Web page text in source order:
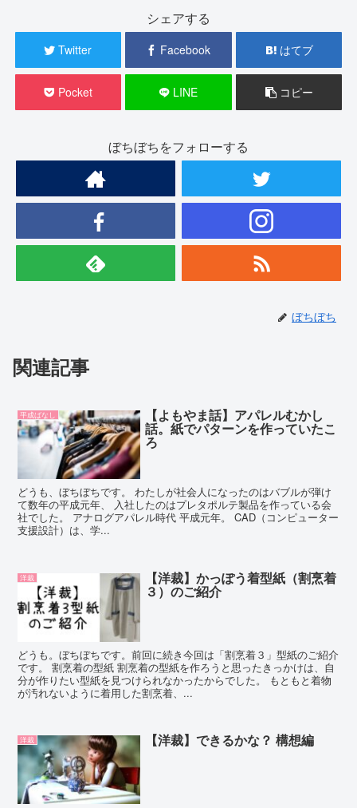
シェアする
Twitter Facebook はてブ
Pocket LINE コピー
ぼちぼちをフォローする
ぼちぼち
関連記事
平成ばなし 【よもやま話】アパレルむかし
話。紙でパターンを作っていたこ
ろ
どうも、ぼちぼちです。 わたしが社会人になったのはバブルが弾け
て数年の平成元年、 入社したのはプレタポルテ製品を作っている会
社でした。 アナログアパレル時代 平成元年。 CAD（コンピューター
支援設計）は、学...
洋裁 【洋裁】かっぽう着型紙（割烹着
３）のご紹介
どうも。ぼちぼちです。前回に続き今回は「割烹着３」型紙のご紹介
です。 割烹着の型紙 割烹着の型紙を作ろうと思ったきっかけは、自
分が作りたい型紙を見つけられなかったからでした。 もともと着物
が汚れないように着用した割烹着、...
洋裁 【洋裁】できるかな？ 構想編